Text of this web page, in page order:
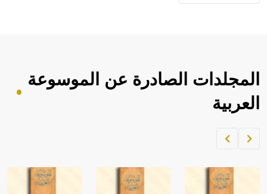
المجلدات الصادرة عن الموسوعة
العربية